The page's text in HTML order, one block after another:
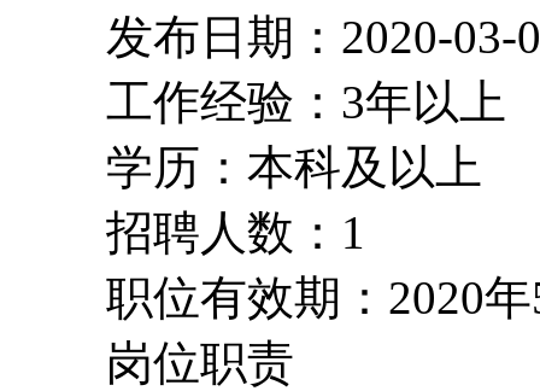
发布日期：2020-03-
工作经验：3年以上
学历：本科及以上
招聘人数：1
职位有效期：2020
岗位职责